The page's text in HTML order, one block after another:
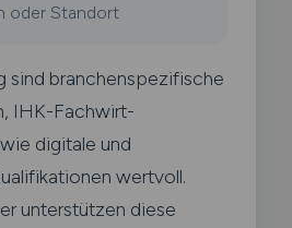
oder Standort
sind branchenspezifische
IHK-Fachwirt-
digitale und
wertvoll.
unterstützen diese